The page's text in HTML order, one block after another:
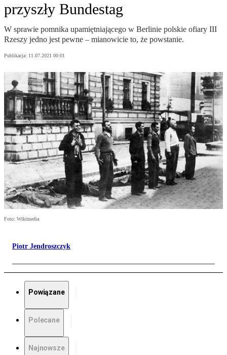
przyszły Bundestag
W sprawie pomnika upamiętniającego w Berlinie polskie ofiary III
Rzeszy jedno jest pewne – mianowicie to, że powstanie.
Publikacja: 11.07.2021 00:01
Foto: Wikimedia
Piotr Jendroszczyk
Powiązane
Polecane
Najnowsze